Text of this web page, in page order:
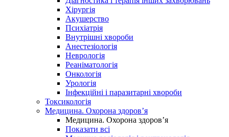
Хірургія
Акушерство
Психіатрія
Внутрішні хвороби
Анестезіологія
Неврологія
Реаніматологія
Онкологія
Урологія
Інфекційні і паразитарні хвороби
Токсикологія
Медицина. Охорона здоров’я
Медицина. Охорона здоров’я
Показати всі